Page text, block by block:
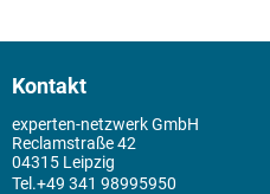
Kontakt
experten-netzwerk GmbH
Reclamstraße 42
04315 Leipzig
+49 341 98995950